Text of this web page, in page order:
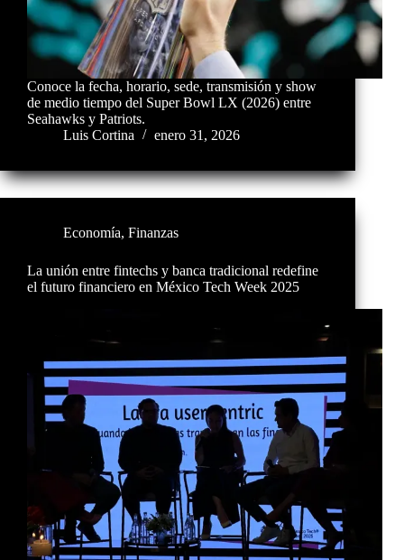
Conoce la fecha, horario, sede, transmisión y show
de medio tiempo del Super Bowl LX (2026) entre
Seahawks y Patriots.
Luis Cortina
enero 31, 2026
Economía, Finanzas
La unión entre fintechs y banca tradicional redefine
el futuro financiero en México Tech Week 2025